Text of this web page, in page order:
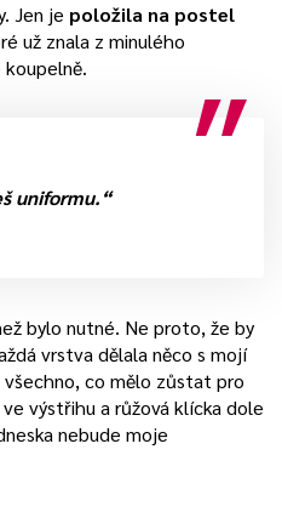
Jen je položila na postel
už znala z minulého
uniformu.“
bylo nutné. Ne proto, že by
vrstva dělala něco s mojí
co mělo zůstat pro
ve výstřihu a růžová klícka dole
nebude moje